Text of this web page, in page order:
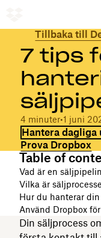
Tillbaka till
7 tips
4 minuter•1 juni
Hantera
Prova Dropbox
Table of
Vad är en
Vilka är
Hur du hanterar
Använd Dropbox
Din säljprocess